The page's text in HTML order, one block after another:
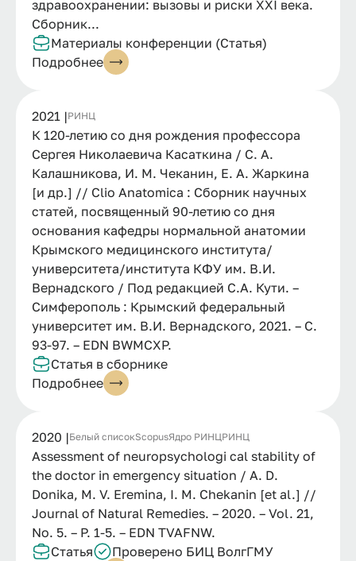
здравоохранении: вызовы и риски XXI века.
Сборник...
Материалы конференции (Статья)
Подробнее
2021 |РИНЦ
К 120-летию со дня рождения профессора
Сергея Николаевича Касаткина / С. А.
Калашникова, И. М. Чеканин, Е. А. Жаркина
[и др.] // Clio Anatomica : Сборник научных
статей, посвященный 90-летию со дня
основания кафедры нормальной анатомии
Крымского медицинского института/
университета/института КФУ им. В.И.
Вернадского / Под редакцией С.А. Кути. –
Симферополь : Крымский федеральный
университет им. В.И. Вернадского, 2021. – С.
93-97. – EDN BWMCXP.
Статья в сборнике
Подробнее
2020 |Белый списокScopusЯдро РИНЦРИНЦ
Assessment of neuropsychologi cal stability of
the doctor in emergency situation / A. D.
Donika, M. V. Eremina, I. M. Chekanin [et al.] //
Journal of Natural Remedies. – 2020. – Vol. 21,
No. 5. – P. 1-5. – EDN TVAFNW.
Статья
Проверено БИЦ ВолгГМУ